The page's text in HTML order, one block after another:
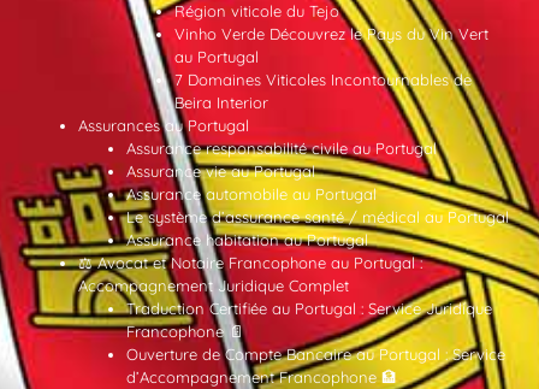
Région viticole du Tejo
Vinho Verde Découvrez le Pays du Vin Vert
au Portugal
7 Domaines Viticoles Incontournables de
Beira Interior
Assurances au Portugal
Assurance responsabilité civile au Portugal
Assurance vie au Portugal
Assurance automobile au Portugal
Le système d’assurance santé / médical au Portugal
Assurance habitation au Portugal
⚖️ Avocat et Notaire Francophone au Portugal :
Accompagnement Juridique Complet
Traduction Certifiée au Portugal : Service Juridique
Francophone 📄
Ouverture de Compte Bancaire au Portugal : Service
d’Accompagnement Francophone 🏦